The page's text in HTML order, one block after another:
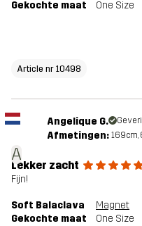
Gekochte maat
One Size
Article nr 10498
A
Angelique G.
Afmetingen: 169cm,
Lekker zacht
Fijn!
Soft Balaclava
Magnet
Gekochte maat
One Size